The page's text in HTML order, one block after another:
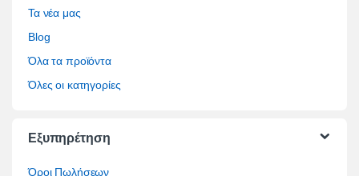
Τα νέα μας
Blog
Όλα τα προϊόντα
Όλες οι κατηγορίες
Εξυπηρέτηση
Όροι Πωλήσεων